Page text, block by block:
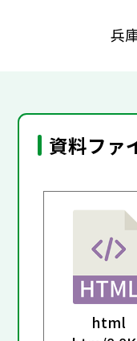
兵
資料ファ
html